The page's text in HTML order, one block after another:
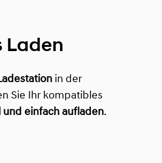
Laden
in der
Sie Ihr kompatibles
einfach aufladen.